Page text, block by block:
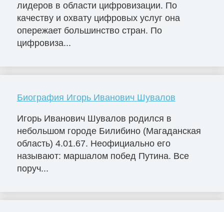
лидеров в области цифровизации. По
качеству и охвату цифровых услуг она
опережает большинство стран. По
цифровиза...
Биография Игорь Иванович Шувалов
Игорь Иванович Шувалов родился в
небольшом городе Билибино (Магаданская
область) 4.01.67. Неофициально его
называют: маршалом побед Путина. Все
поруч...